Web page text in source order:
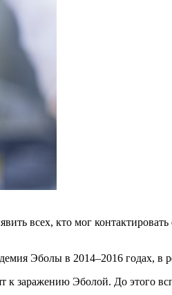
всех, кто мог
Эболы в 2014–2016 годах, в
к заражению Эболой. До